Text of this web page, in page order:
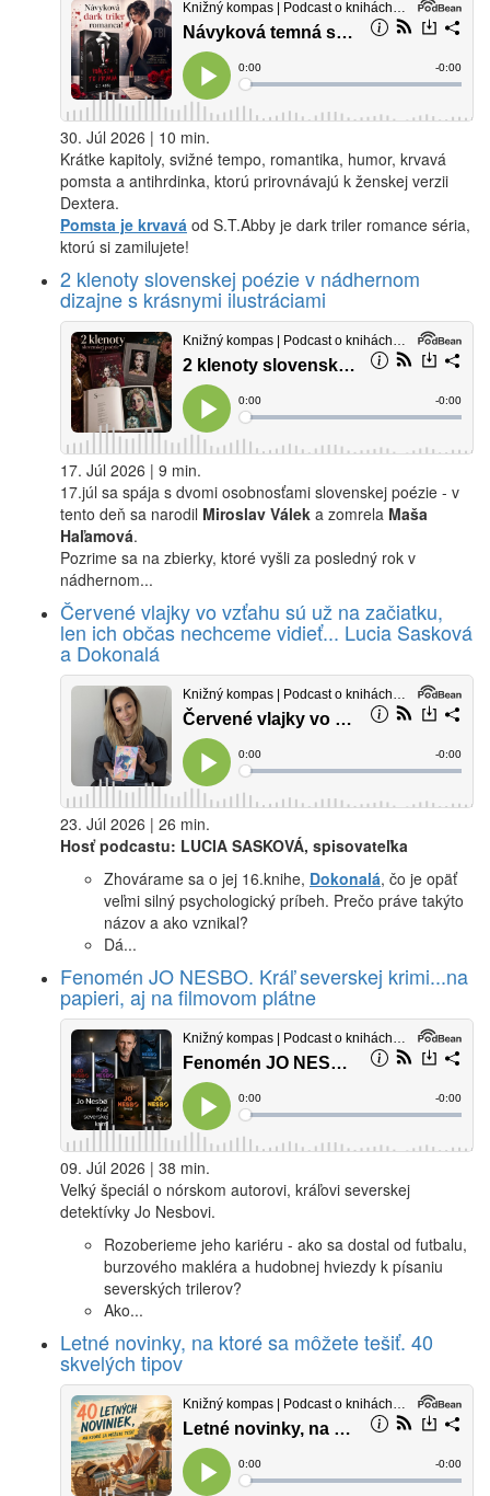
30. Júl 2026 | 10 min.
Krátke kapitoly, svižné tempo, romantika, humor, krvavá
pomsta a antihrdinka, ktorú prirovnávajú k ženskej verzii
Dextera.
Pomsta je krvavá od S.T.Abby je dark triler romance séria,
ktorú si zamilujete!
2 klenoty slovenskej poézie v nádhernom
dizajne s krásnymi ilustráciami
17. Júl 2026 | 9 min.
17.júl sa spája s dvomi osobnosťami slovenskej poézie - v
tento deň sa narodil Miroslav Válek a zomrela Maša
Haľamová.
Pozrime sa na zbierky, ktoré vyšli za posledný rok v
nádhernom...
Červené vlajky vo vzťahu sú už na začiatku,
len ich občas nechceme vidieť... Lucia Sasková
a Dokonalá
23. Júl 2026 | 26 min.
Hosť podcastu: LUCIA SASKOVÁ, spisovateľka
Zhovárame sa o jej 16.knihe, Dokonalá, čo je opäť
veľmi silný psychologický príbeh. Prečo práve takýto
názov a ako vznikal?
Dá...
Fenomén JO NESBO. Kráľ severskej krimi...na
papieri, aj na filmovom plátne
09. Júl 2026 | 38 min.
Veľký špeciál o nórskom autorovi, kráľovi severskej
detektívky Jo Nesbovi.
Rozoberieme jeho kariéru - ako sa dostal od futbalu,
burzového makléra a hudobnej hviezdy k písaniu
severských trilerov?
Ako...
Letné novinky, na ktoré sa môžete tešiť. 40
skvelých tipov